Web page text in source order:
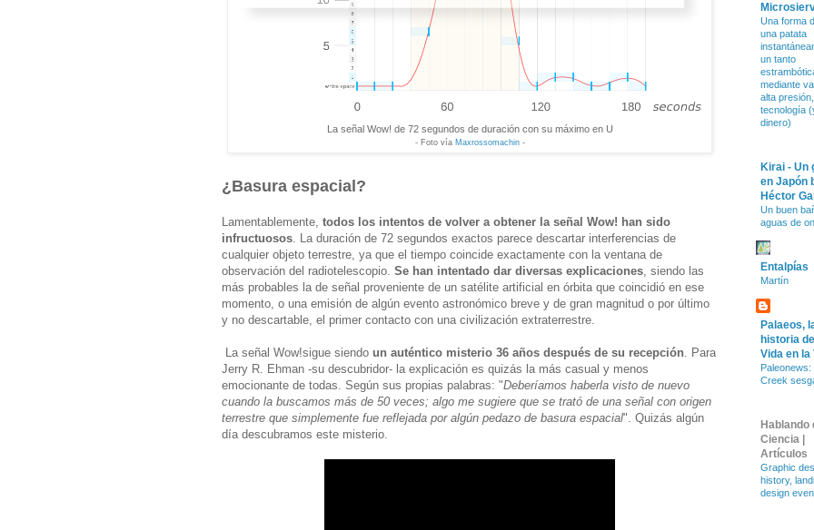
La señal Wow! de 72 segundos de duración con su máximo en U
- Foto vía Maxrossomachin-
¿Basura espacial?
Lamentablemente, todos los intentos de volver a obtener la señal Wow! han sido
infructuosos. La duración de 72 segundos exactos parece descartar interferencias de
cualquier objeto terrestre, ya que el tiempo coincide exactamente con la ventana de
observación del radiotelescopio. Se han intentado dar diversas explicaciones, siendo las
más probables la de señal proveniente de un satélite artificial en órbita que coincidió en ese
momento, o una emisión de algún evento astronómico breve y de gran magnitud o por último
y no descartable, el primer contacto con una civilización extraterrestre.
La señal Wow!sigue siendo un auténtico misterio 36 años después de su recepción. Para
Jerry R. Ehman -su descubridor- la explicación es quizás la más casual y menos
emocionante de todas. Según sus propias palabras: "Deberíamos haberla visto de nuevo
cuando la buscamos más de 50 veces; algo me sugiere que se trató de una señal con origen
terrestre que simplemente fue reflejada por algún pedazo de basura espacial". Quizás algún
día descubramos este misterio.
Una forma
una patata
un tanto
mediante
alta presión,
tecnología
dinero)
Kirai - Un
en Japón
Héctor
Un buen
aguas de
Entalpías
Martín
Palaeos,
historia
Vida en la
Paleonews:
Creek
Hablando
Ciencia |
Artículos
Graphic
history,
design